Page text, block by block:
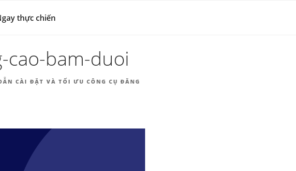
BÁN HÀNG |
thực chiến
cao-bam-duoi
CÀI ĐẶT VÀ TỐI ƯU CÔNG CỤ ĐĂNG